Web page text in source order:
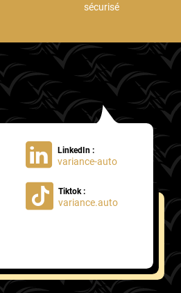
sécurisé
LinkedIn :
variance-auto
Tiktok :
variance.auto